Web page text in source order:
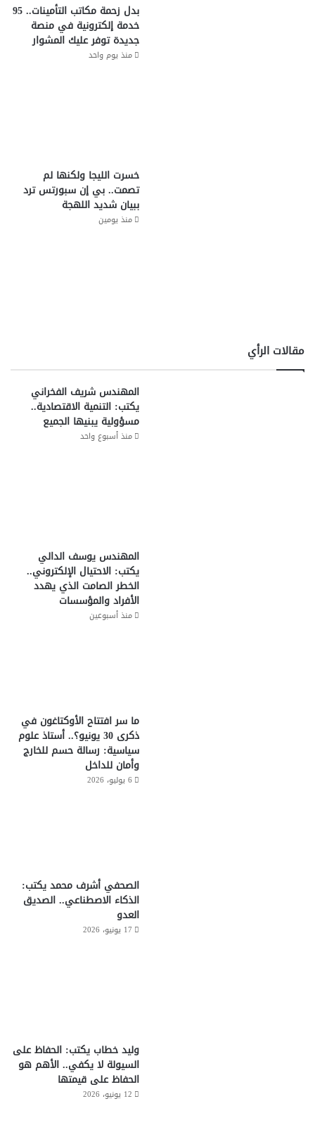
بدل زحمة مكاتب التأمينات.. 95
خدمة إلكترونية في منصة
جديدة توفر عليك المشوار
منذ يوم واحد
خسرت الليجا ولكنها لم
تصمت.. بي إن سبورتس ترد
ببيان شديد اللهجة
منذ يومين
مقالات الرأي
المهندس شريف الفخراني
يكتب: التنمية الاقتصادية..
مسؤولية يبنيها الجميع
منذ أسبوع واحد
المهندس يوسف الدالي
يكتب: الاحتيال الإلكتروني..
الخطر الصامت الذي يهدد
الأفراد والمؤسسات
منذ أسبوعين
ما سر افتتاح الأوكتاغون في
ذكرى 30 يونيو؟.. أستاذ علوم
سياسية: رسالة حسم للخارج
وأمان للداخل
6 يوليو، 2026
الصحفي أشرف محمد يكتب:
الذكاء الاصطناعي.. الصديق
العدو
17 يونيو، 2026
وليد خطاب يكتب: الحفاظ على
السيولة لا يكفي.. الأهم هو
الحفاظ على قيمتها
12 يونيو، 2026